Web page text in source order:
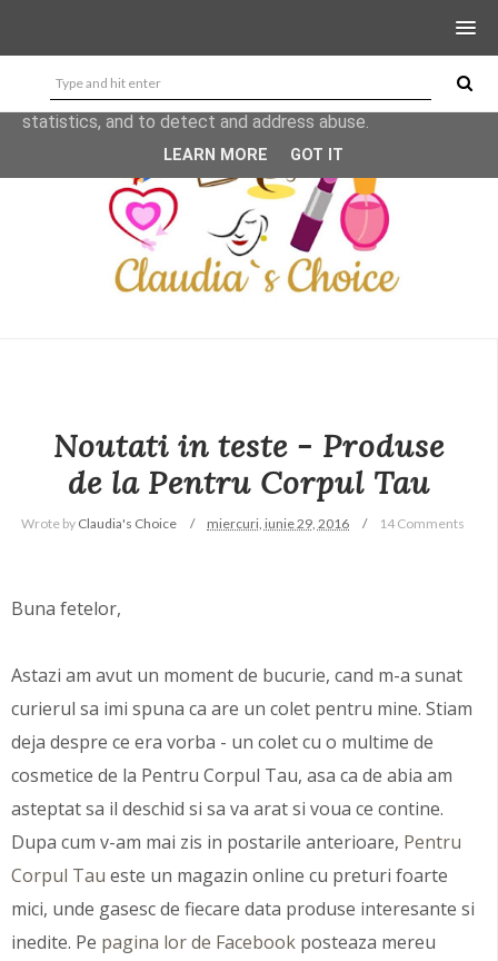
Noutati in teste - Produse
de la Pentru Corpul Tau
Wrote by Claudia's Choice miercuri, iunie 29, 2016 14 Comments
Buna fetelor,
Astazi am avut un moment de bucurie, cand m-a sunat
curierul sa imi spuna ca are un colet pentru mine. Stiam
deja despre ce era vorba - un colet cu o multime de
cosmetice de la Pentru Corpul Tau, asa ca de abia am
asteptat sa il deschid si sa va arat si voua ce contine.
Dupa cum v-am mai zis in postarile anterioare, Pentru
Corpul Tau este un magazin online cu preturi foarte
mici, unde gasesc de fiecare data produse interesante si
inedite. Pe pagina lor de Facebook posteaza mereu
This site uses cookies from Google to deliver its services
and to analyze traffic. Your IP address and user-agent are
shared with Google along with performance and security
metrics to ensure quality of service, generate usage
statistics, and to detect and address abuse.
LEARN MORE GOT IT